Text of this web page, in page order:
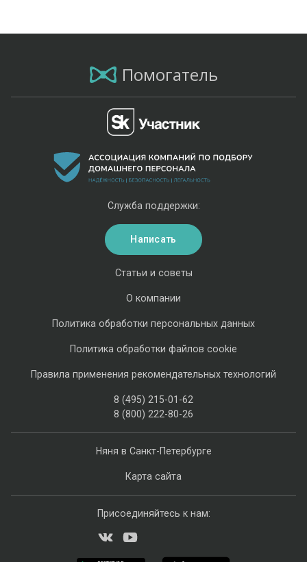
Помогатель
Няня в Санкт-Петербурге
Карта сайта
Статьи и советы
О компании
Политика обработки персональных данных
Политика обработки файлов cookie
Правила применения рекомендательных технологий
8 (495) 215-01-62
8 (800) 222-80-26
Служба поддержки:
Написать
Присоединяйтесь к нам: